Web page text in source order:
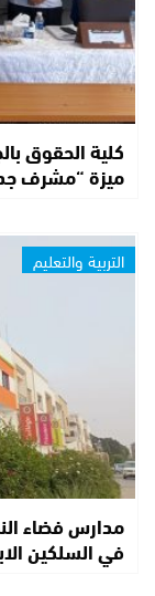
كلية الحقوق
ميزة “مشرف
التربية والتعليم
مدارس فضاء
في السلكين